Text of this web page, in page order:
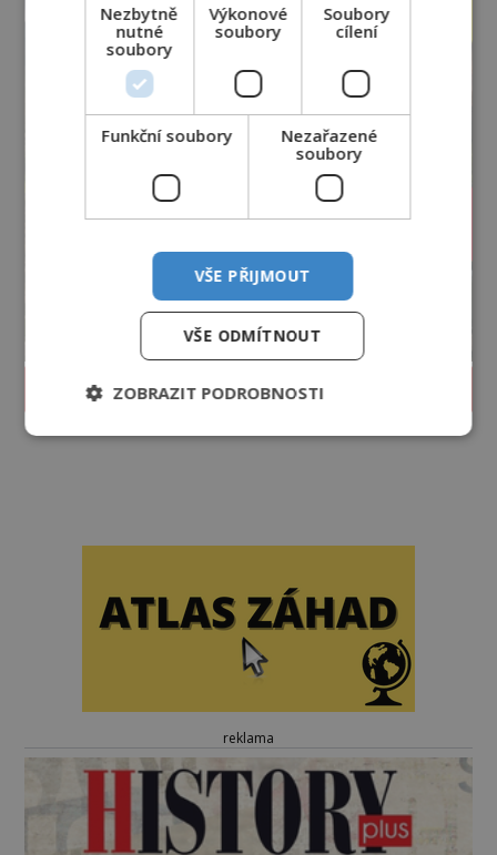
PROLISTOVAT ČASOPIS
reklama
Nezbytně
nutné
soubory
Výkonové
soubory
Soubory
cílení
Funkční soubory
Nezařazené
soubory
VŠE PŘIJMOUT
VŠE ODMÍTNOUT
ZOBRAZIT PODROBNOSTI